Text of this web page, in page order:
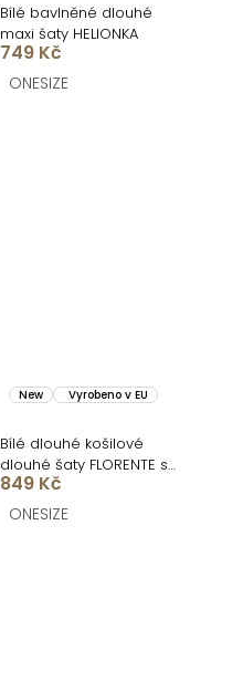
Bílé bavlněné dlouhé
maxi šaty HELIONKA
749 Kč
ONESIZE
New Vyrobeno v EU
Bílé dlouhé košilové
dlouhé šaty FLORENTE s
páskem
849 Kč
ONESIZE